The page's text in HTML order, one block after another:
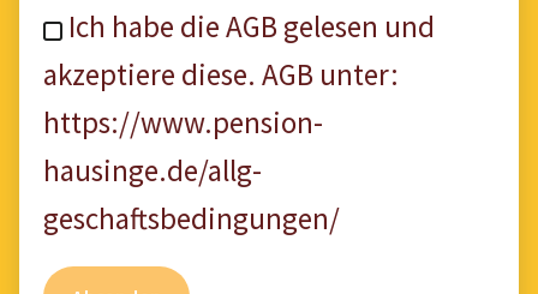
Ich habe die AGB gelesen und
akzeptiere diese. AGB unter:
https://www.pension-
hausinge.de/allg-
geschaftsbedingungen/